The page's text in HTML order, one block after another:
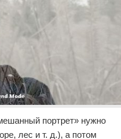
портрет» нужно
лес и т. д.), а потом